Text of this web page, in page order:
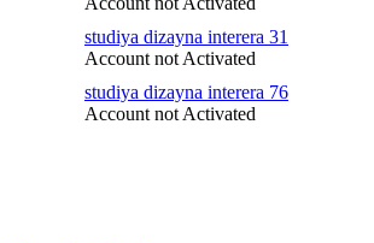
studiya dizayna interera 31
Account not Activated
studiya dizayna interera 76
Account not Activated